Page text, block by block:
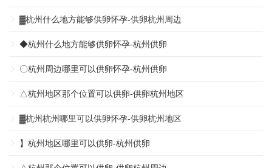
▓杭州什么地方能够供卵怀孕-供卵杭州周边
◆杭州什么地方能够供卵怀孕-杭州供卵
〇杭州周边哪里可以供卵怀孕-杭州供卵
△杭州地区那个位置可以供卵-供卵杭州地区
▓杭州杭州哪里可以供卵怀孕-供卵杭州地区
】杭州地区哪里可以供卵-杭州供卵